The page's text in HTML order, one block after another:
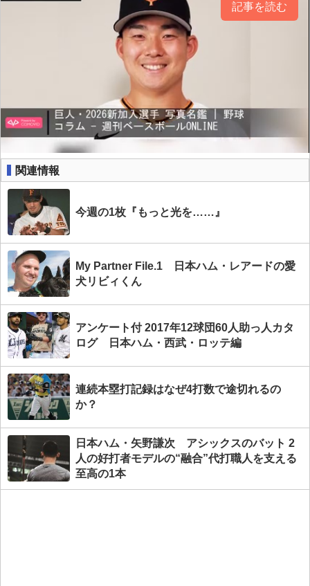
記事を読む
関連情報
今週の1枚『もっと光を……』
My Partner File.1 日本ハム・レアードの愛
犬リビィくん
アンケート付 2017年12球団60人助っ人カタ
ログ 日本ハム・西武・ロッテ編
連続本塁打記録はなぜ4打数で途切れるの
か？
日本ハム・矢野謙次 アシックスのバット 2
人の好打者モデルの“融合”代打職人を支える
至高の1本